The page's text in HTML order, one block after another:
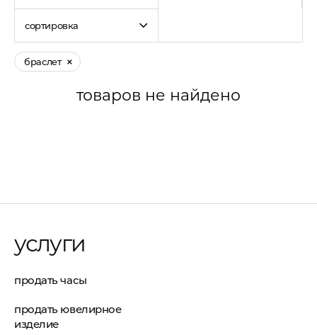
сортировка
браслет
товаров не найдено
услуги
продать часы
продать ювелирное
изделие